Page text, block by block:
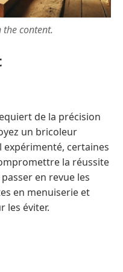
content.
de la précision
un bricoleur
certaines
la réussite
en revue les
en menuiserie et
les éviter.